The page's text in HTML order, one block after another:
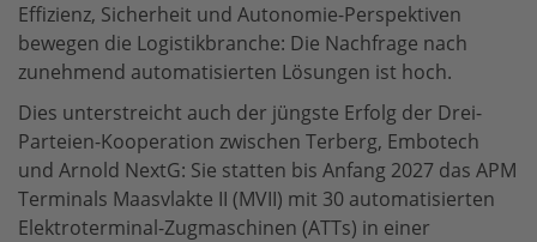
Effizienz, Sicherheit und Autonomie-Perspektiven
bewegen die Logistikbranche: Die Nachfrage nach
zunehmend automatisierten Lösungen ist hoch.
Dies unterstreicht auch der jüngste Erfolg der Drei-
Parteien-Kooperation zwischen Terberg, Embotech
und Arnold NextG: Sie statten bis Anfang 2027 das APM
Terminals Maasvlakte II (MVII) mit 30 automatisierten
Elektroterminal-Zugmaschinen (ATTs) in einer